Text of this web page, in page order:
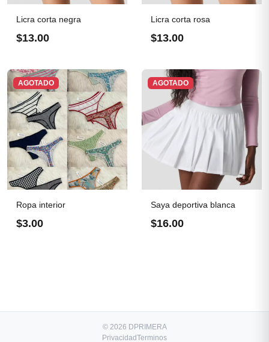
Licra corta negra
$13.00
Licra corta rosa
$13.00
AGOTADO
Ropa interior
$3.00
AGOTADO
Saya deportiva blanca
$16.00
© 2026 DPRIMERA
PrivacidadTerminos